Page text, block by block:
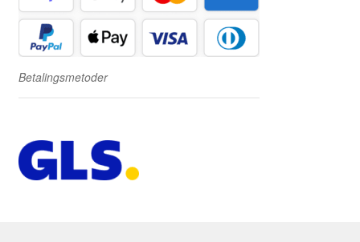
Betalingsmetoder